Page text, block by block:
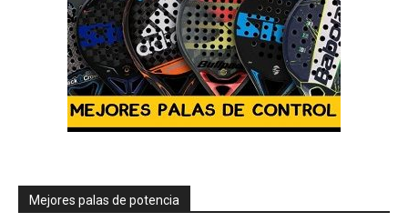
Mejores palas de potencia